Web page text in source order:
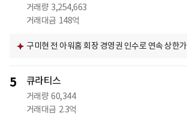
거래량 3,254,663
거래대금 148억
구미현 전 아워홈 회장 경영권 인수로 연속 상한가
5 큐라티스
거래량 60,344
거래대금 2.3억